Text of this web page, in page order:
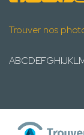
Trouver nos
ABCDEFGHIJKL